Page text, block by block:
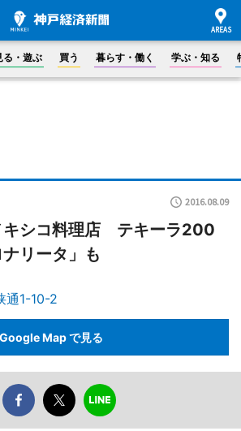
る・遊ぶ 買う 暮らす・働く 学ぶ・知る
2016.08.09
キシコ料理店 テキーラ200
リータ」も
通1-10-2
Google Map で見る